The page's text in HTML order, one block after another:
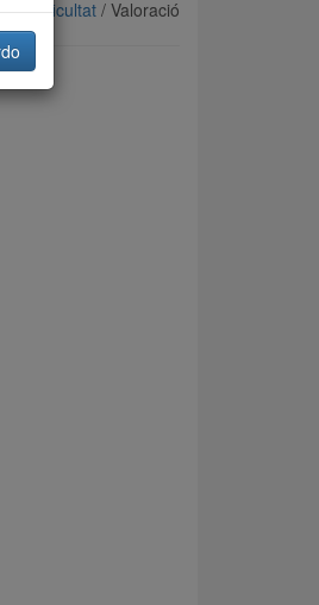
/Dificultat / Valoració